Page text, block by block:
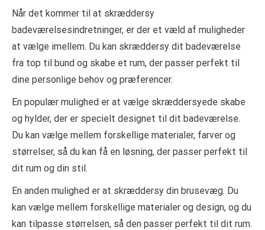
Når det kommer til at skræddersy
badeværelsesindretninger, er der et væld af muligheder
at vælge imellem. Du kan skræddersy dit badeværelse
fra top til bund og skabe et rum, der passer perfekt til
dine personlige behov og præferencer.
En populær mulighed er at vælge skræddersyede skabe
og hylder, der er specielt designet til dit badeværelse.
Du kan vælge mellem forskellige materialer, farver og
størrelser, så du kan få en løsning, der passer perfekt til
dit rum og din stil.
En anden mulighed er at skræddersy din brusevæg. Du
kan vælge mellem forskellige materialer og design, og du
kan tilpasse størrelsen, så den passer perfekt til dit rum.